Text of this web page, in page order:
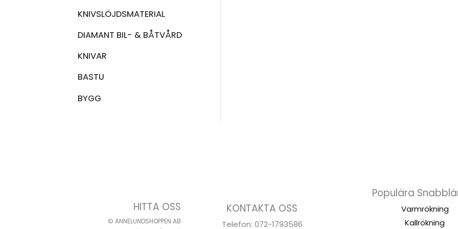
KNIVSLÖJDSMATERIAL
DIAMANT BIL- & BÅTVÅRD
KNIVAR
BASTU
BYGG
HITTA OSS
© ANNELUNDSHOPPEN AB
KONTAKTA OSS
Telefon: 072-1793586
Populära
Varmrökning
Kallrökning